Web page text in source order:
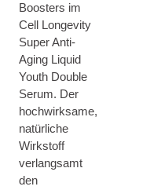
Boosters im
Cell Longevity
Super Anti-
Aging Liquid
Youth Double
Serum. Der
hochwirksame,
natürliche
Wirkstoff
verlangsamt
den